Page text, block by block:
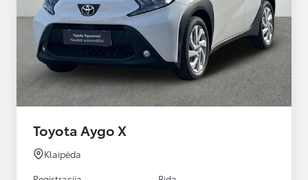
Toyota Aygo X
Klaipėda